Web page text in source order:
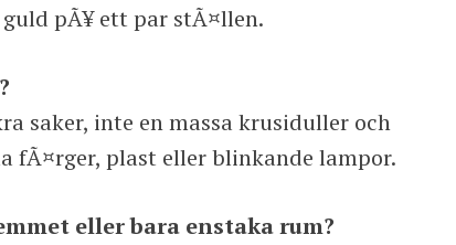
pÃ¥ ett par stÃ¤llen.
saker, inte en massa krusiduller och
fÃ¤rger, plast eller blinkande lampor.
eller bara enstaka rum?